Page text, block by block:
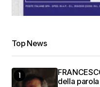
Top News
della parola